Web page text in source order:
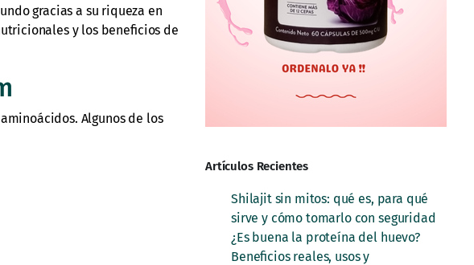
gracias a su riqueza en
y los beneficios de
Algunos de los
Artículos Recientes
Shilajit sin mitos: qué es, para qué
sirve y cómo tomarlo con seguridad
¿Es buena la proteína del huevo?
Beneficios reales, usos y